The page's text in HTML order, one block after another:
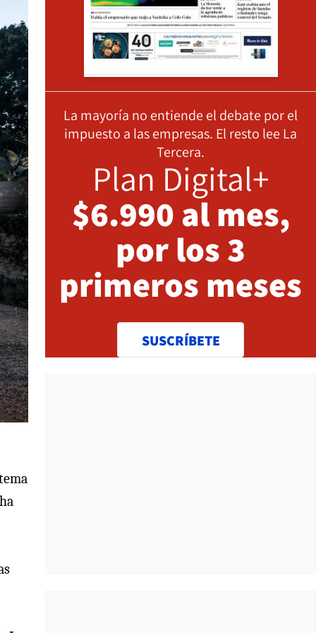
La mayoría no entiende el debate por el
impuesto a las empresas. El resto lee La
Tercera.
Plan Digital+
$6.990 al mes,
por los 3
primeros meses
SUSCRÍBETE